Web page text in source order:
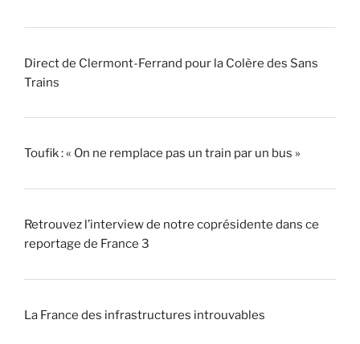
Direct de Clermont-Ferrand pour la Colère des Sans
Trains
Toufik : « On ne remplace pas un train par un bus »
Retrouvez l’interview de notre coprésidente dans ce
reportage de France 3
La France des infrastructures introuvables